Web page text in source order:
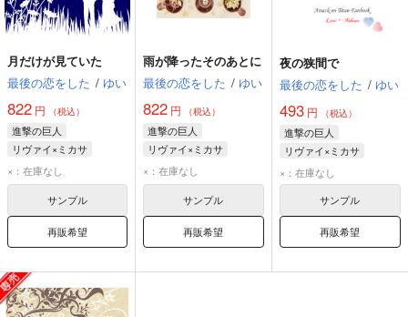
月だけが見ていた
最後の恋をした / ゆい
822 円 （税込）
進撃の巨人
リヴァイ×ミカサ
リヴァイ
ミカサ・アッカーマン
×：在庫なし
サンプル
再販希望
雨が降ったそのあとに
最後の恋をした / ゆい
822 円 （税込）
進撃の巨人
リヴァイ×ミカサ
リヴァイ
ミカサ・アッカーマン
×：在庫なし
サンプル
再販希望
夜の狭間で
最後の恋をした / ゆい
493円 （税込）
進撃の巨人
リヴァイ×ミカサ
リヴァイ
ミカサ・アッカーマン
×：在庫なし
サンプル
再販希望